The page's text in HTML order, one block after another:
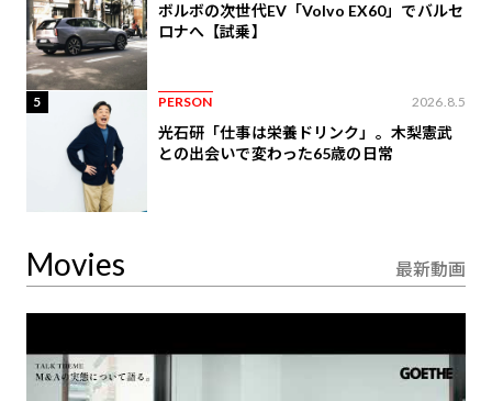
ボルボの次世代EV「Volvo EX60」でバルセ
ロナへ【試乗】
5 PERSON 2026.8.5
光石研「仕事は栄養ドリンク」。木梨憲武
との出会いで変わった65歳の日常
Movies 最新動画